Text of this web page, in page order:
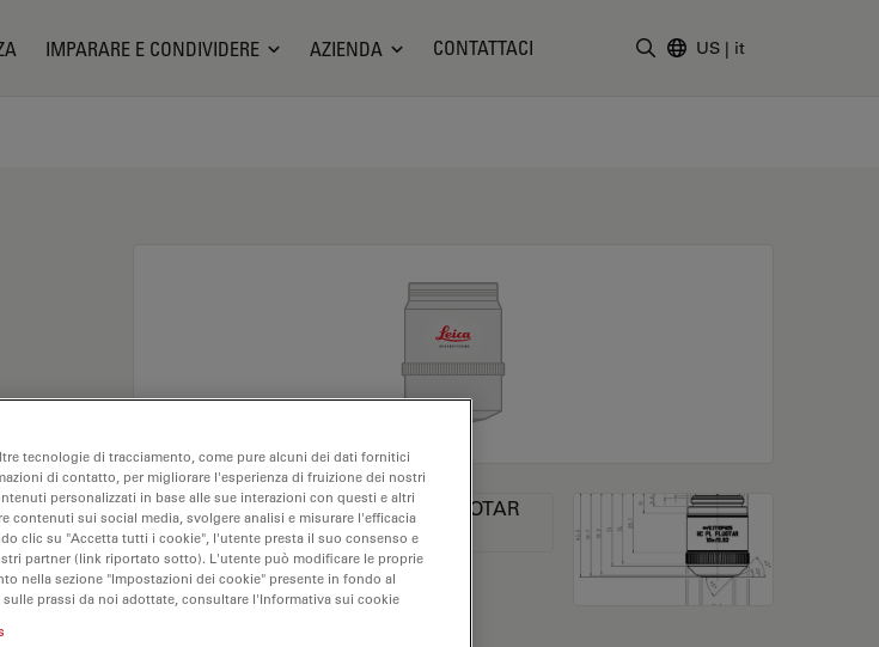
IMPARARE E CONDIVIDERE AZIENDA CONTATTACI US | it
tecnologie di tracciamento, come pure alcuni dei dati fornitici
di contatto, per migliorare l'esperienza di fruizione dei nostri
personalizzati in base alle sue interazioni con questi e altri
contenuti sui social media, svolgere analisi e misurare l'efficacia
clic su "Accetta tutti i cookie", l'utente presta il suo consenso e
partner (link riportato sotto). L'utente può modificare le proprie
nella sezione "Impostazioni dei cookie" presente in fondo al
prassi da noi adottate, consultare l'Informativa sui cookie